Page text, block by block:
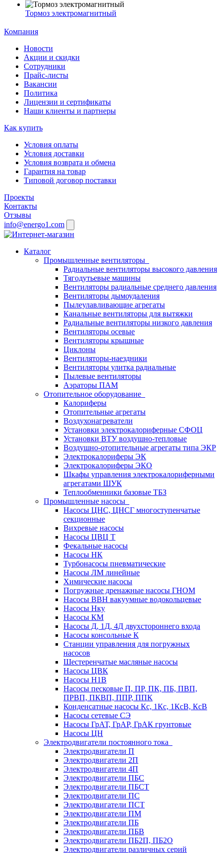
Тормоз электромагнитный
Компания
Новости
Акции и скидки
Сотрудники
Прайс-листы
Вакансии
Политика
Лицензии и сертификаты
Наши клиенты и партнеры
Как купить
Условия оплаты
Условия доставки
Условия возврата и обмена
Гарантия на товар
Типовой договор поставки
Проекты
Контакты
Отзывы
info@energo1.com
Каталог
Промышленные вентиляторы
Радиальные вентиляторы высокого давления
Тягодутьевые машины
Вентиляторы радиальные среднего давления
Вентиляторы дымоудаления
Пылеулавливающие агрегаты
Канальные вентиляторы для вытяжки
Радиальные вентиляторы низкого давления
Вентиляторы осевые
Вентиляторы крышные
Циклоны
Вентиляторы-наездники
Вентиляторы улитка радиальные
Пылевые вентиляторы
Аэраторы ПАМ
Отопительное оборудование
Калориферы
Отопительные агрегаты
Воздухонагреватели
Установки электрокалориферные СФОЦ
Установки ВТУ воздушно-тепловые
Воздушно-отопительные агрегаты типа ЭКР
Электрокалориферы ЭК
Электрокалориферы ЭКО
Шкафы управления электрокалориферными
агрегатами ШУК
Теплообменники базовые ТБЗ
Промышленные насосы
Насосы ЦНС, ЦНСГ многоступенчатые
секционные
Вихревые насосы
Насосы ЦВЦ Т
Фекальные насосы
Насосы НК
Турбонасосы пневматические
Насосы ЛМ линейные
Химические насосы
Погружные дренажные насосы ГНОМ
Насосы ВВН вакуумные водокольцевые
Насосы Нку
Насосы КМ
Насосы Д, 1Д, 4Д двухстороннего входа
Насосы консольные К
Станции управления для погружных
насосов
Шестеренчатые масляные насосы
Насосы ЦВК
Насосы Н1В
Насосы песковые П, ПР, ПК, ПБ, ПВП,
ПРВП, ПКВП, ППР, ППК
Конденсатные насосы Кс, 1Кс, 1КсВ, КсВ
Насосы сетевые СЭ
Насосы ГрАТ, ГрАР, ГрАК грунтовые
Насосы ЦН
Электродвигатели постоянного тока
Электродвигатели П
Электродвигатели 2П
Электродвигатели 4П
Электродвигатели ПБС
Электродвигатели ПБСТ
Электродвигатели ПС
Электродвигатели ПСТ
Электродвигатели ПМ
Электродвигатели ПБ
Электродвигатели ПБВ
Электродвигатели ПБ2П, ПБ2О
Электродвигатели различных серий